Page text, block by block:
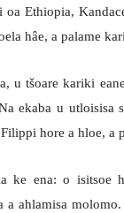
Ethiopia,
hâe, a palame
u tšoare kariki
ekaba u utloisisa
hore a hloe, a
ke ena: o isitsoe
a ahlamisa